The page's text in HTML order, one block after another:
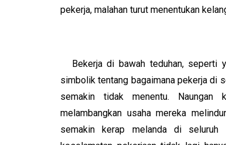
pekerja, malahan turut menentukan
Bekerja di bawah teduhan, seperti
simbolik tentang bagaimana pekerja di
semakin tidak menentu. Naungan
melambangkan usaha mereka
semakin kerap melanda di seluruh